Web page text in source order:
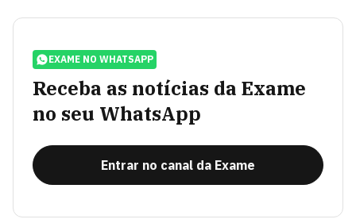
EXAME NO WHATSAPP
Receba as notícias da Exame
no seu WhatsApp
Entrar no canal da Exame